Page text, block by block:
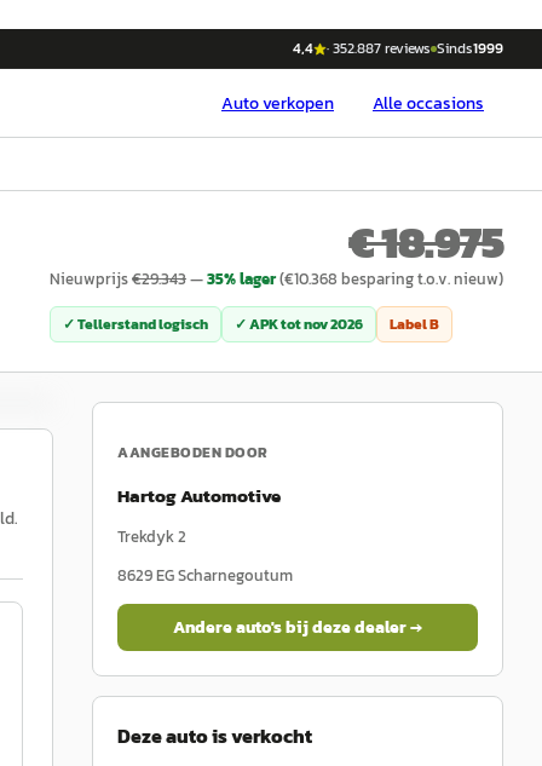
4,4 ·352.887reviews Sinds1999
Autoverkopen Alle occasions
€ 18.975
Nieuwprijs€29.343—35% lager(€10.368 besparing t.o.v. nieuw)
✓ Tellerstand logisch ✓ APK totnov 2026 LabelB
AANGEBODEN DOOR
Hartog Automotive
Trekdyk 2
8629 EGScharnegoutum
Andere auto's bij deze dealer →
Deze auto is verkocht